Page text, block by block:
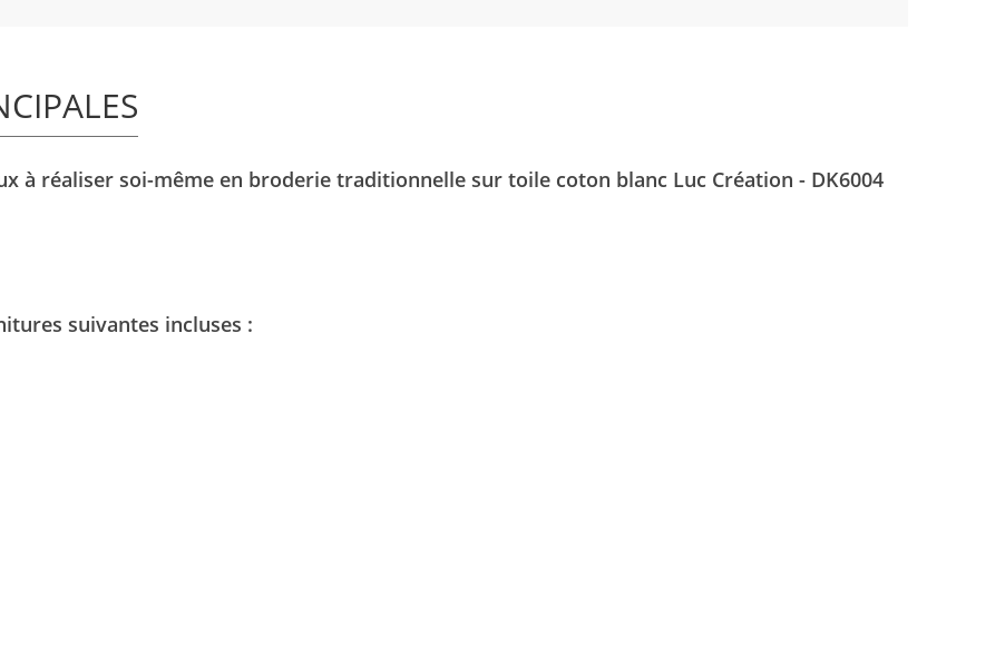
à réaliser soi-même en broderie traditionnelle sur toile coton blanc Luc Création - DK6004
suivantes incluses :